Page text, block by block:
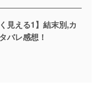
見える1】結末別,カ
バレ感想！